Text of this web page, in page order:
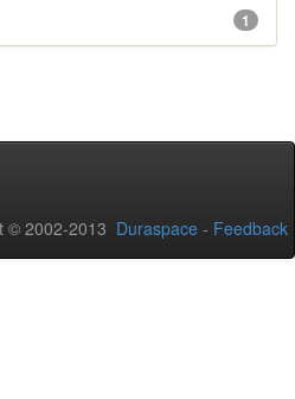
1
© 2002-2013 Duraspace - Feedback